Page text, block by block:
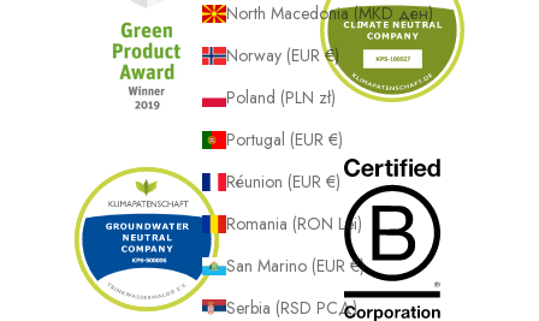
North Macedonia (MKD ден)
Norway (EUR €)
Poland (PLN zł)
Portugal (EUR €)
Réunion (EUR €)
Romania (RON Lei)
San Marino (EUR €)
Serbia (RSD РСД)